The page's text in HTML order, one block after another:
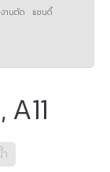
านตัด
แซนดี้